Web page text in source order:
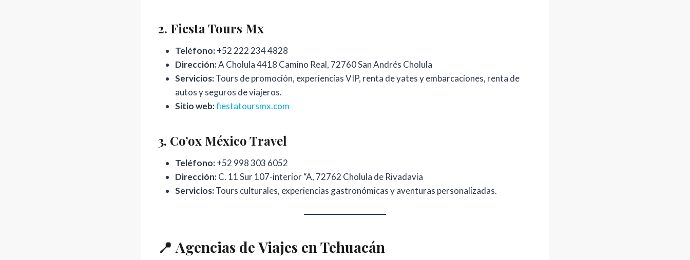
2. Fiesta Tours Mx
Teléfono:+52 222 234 4828
Dirección:A Cholula 4418 Camino Real, 72760 San Andrés Cholula
Servicios:Tours de promoción, experiencias VIP, renta de yates y embarcaciones, renta de
autos y seguros de viajeros.
Sitio web:fiestatoursmx.com
3. Co’ox México Travel
Teléfono:+52 998 303 6052
Dirección:C. 11 Sur 107-interior “A, 72762 Cholula de Rivadavia
Servicios:Tours culturales, experiencias gastronómicas y aventuras personalizadas.
📍 Agencias de Viajes en Tehuacán